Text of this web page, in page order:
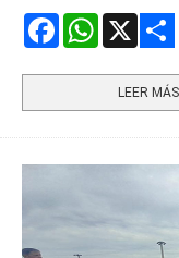
FacebookWhatsApp
LEER